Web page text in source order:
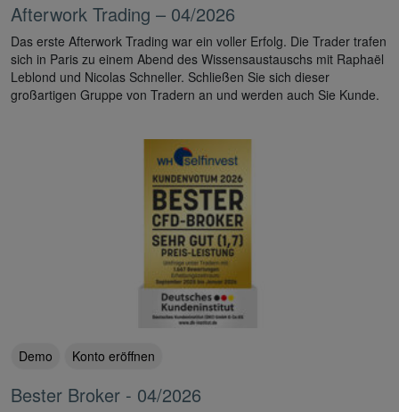
Afterwork Trading – 04/2026
Das erste Afterwork Trading war ein voller Erfolg. Die Trader trafen
sich in Paris zu einem Abend des Wissensaustauschs mit Raphaël
Leblond und Nicolas Schneller. Schließen Sie sich dieser
großartigen Gruppe von Tradern an und werden auch Sie Kunde.
Demo Konto eröffnen
Bester Broker - 04/2026